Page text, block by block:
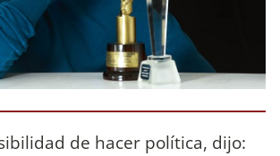
de hacer política, dijo: